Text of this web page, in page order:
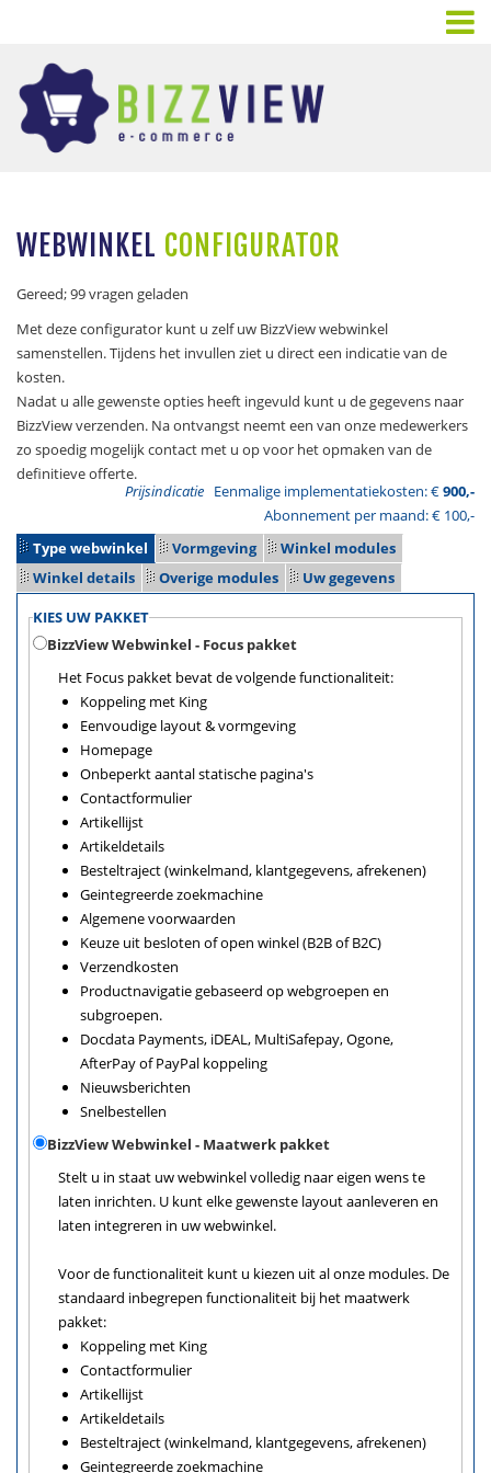
WEBWINKEL CONFIGURATOR
Gereed; 99 vragen geladen
Met deze configurator kunt u zelf uw BizzView webwinkel
samenstellen. Tijdens het invullen ziet u direct een indicatie van de
kosten.
Nadat u alle gewenste opties heeft ingevuld kunt u de gegevens naar
BizzView verzenden. Na ontvangst neemt een van onze medewerkers
zo spoedig mogelijk contact met u op voor het opmaken van de
definitieve offerte.
Prijsindicatie Eenmalige implementatiekosten: €900,-
Abonnement per maand: € 100,-
Type webwinkel
Vormgeving
Winkel modules
Winkel details
Overige modules
Uw gegevens
KIES UW PAKKET
BizzView Webwinkel - Focus pakket
Het Focus pakket bevat de volgende functionaliteit:
Koppeling met King
Eenvoudige layout & vormgeving
Homepage
Onbeperkt aantal statische pagina's
Contactformulier
Artikellijst
Artikeldetails
Besteltraject (winkelmand, klantgegevens, afrekenen)
Geintegreerde zoekmachine
Algemene voorwaarden
Keuze uit besloten of open winkel (B2B of B2C)
Verzendkosten
Productnavigatie gebaseerd op webgroepen en
subgroepen.
Docdata Payments, iDEAL, MultiSafepay, Ogone,
AfterPay of PayPal koppeling
Nieuwsberichten
Snelbestellen
BizzView Webwinkel - Maatwerk pakket
Stelt u in staat uw webwinkel volledig naar eigen wens te
laten inrichten. U kunt elke gewenste layout aanleveren en
laten integreren in uw webwinkel.
Voor de functionaliteit kunt u kiezen uit al onze modules. De
standaard inbegrepen functionaliteit bij het maatwerk
pakket:
Koppeling met King
Contactformulier
Artikellijst
Artikeldetails
Besteltraject (winkelmand, klantgegevens, afrekenen)
Geintegreerde zoekmachine